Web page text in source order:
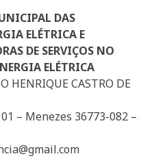
DAS
ELÉTRICA E
DE SERVIÇOS NO
ELÉTRICA
HENRIQUE CASTRO DE
– Menezes 36773-082 –